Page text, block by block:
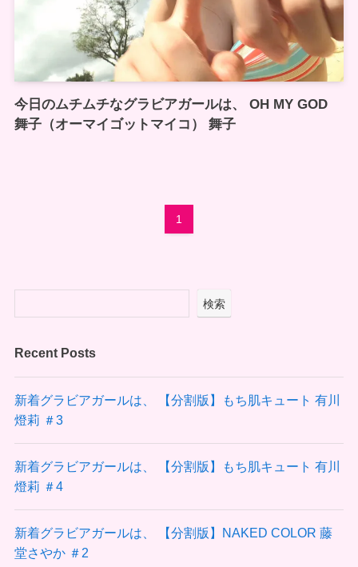
今日のムチムチなグラビアガールは、 OH MY GOD
舞子（オーマイゴットマイコ） 舞子
1
検索
Recent Posts
新着グラビアガールは、 【分割版】もち肌キュート 有川
燈莉 ＃3
新着グラビアガールは、 【分割版】もち肌キュート 有川
燈莉 ＃4
新着グラビアガールは、 【分割版】NAKED COLOR 藤
堂さやか ＃2